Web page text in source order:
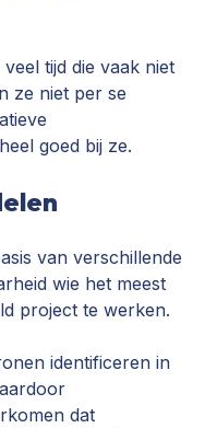
tijd die vaak niet
ze niet per se
goed bij ze.
van verschillende
wie het meest
project te werken.
identificeren in
dat